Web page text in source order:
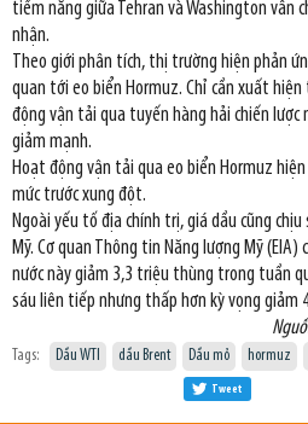
tiềm năng giữa Tehran và Washington vẫn
nhận.
Theo giới phân tích, thị trường hiện phản
quan tới eo biển Hormuz. Chỉ cần xuất
động vận tải qua tuyến hàng hải chiến lược
giảm mạnh.
Hoạt động vận tải qua eo biển Hormuz
mức trước xung đột.
Ngoài yếu tố địa chính trị, giá dầu cũng
Mỹ. Cơ quan Thông tin Năng lượng Mỹ
nước này giảm 3,3 triệu thùng trong tuần
sáu liên tiếp nhưng thấp hơn kỳ vọng
Tags: Dầu WTI dầu Brent Dầu mỏ hormuz
Tweet